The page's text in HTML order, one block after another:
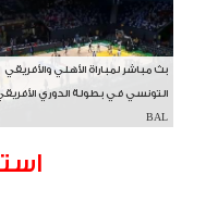
بث مباشر لمباراة الأهلي والأفريقي
التونسي في بطولة الدوري
BAL